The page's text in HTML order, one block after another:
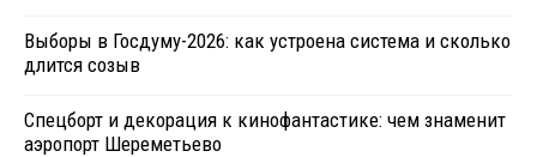
Выборы в Госдуму-2026: как устроена система и сколько
длится созыв
Спецборт и декорация к кинофантастике: чем знаменит
аэропорт Шереметьево